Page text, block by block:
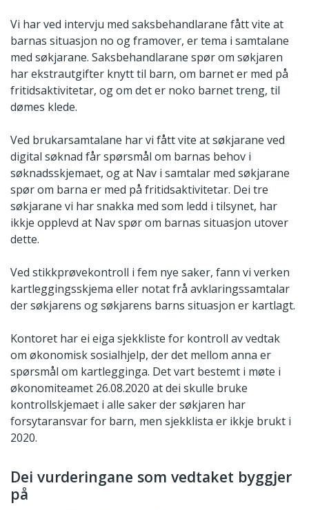
Vi har ved intervju med saksbehandlarane fått vite at
barnas situasjon no og framover, er tema i samtalane
med søkjarane. Saksbehandlarane spør om søkjaren
har ekstrautgifter knytt til barn, om barnet er med på
fritidsaktivitetar, og om det er noko barnet treng, til
dømes klede.
Ved brukarsamtalane har vi fått vite at søkjarane ved
digital søknad får spørsmål om barnas behov i
søknadsskjemaet, og at Nav i samtalar med søkjarane
spør om barna er med på fritidsaktivitetar. Dei tre
søkjarane vi har snakka med som ledd i tilsynet, har
ikkje opplevd at Nav spør om barnas situasjon utover
dette.
Ved stikkprøvekontroll i fem nye saker, fann vi verken
kartleggingsskjema eller notat frå avklaringssamtalar
der søkjarens og søkjarens barns situasjon er kartlagt.
Kontoret har ei eiga sjekkliste for kontroll av vedtak
om økonomisk sosialhjelp, der det mellom anna er
spørsmål om kartlegginga. Det vart bestemt i møte i
økonomiteamet 26.08.2020 at dei skulle bruke
kontrollskjemaet i alle saker der søkjaren har
forsytaransvar for barn, men sjekklista er ikkje brukt i
2020.
Dei vurderingane som vedtaket byggjer
på